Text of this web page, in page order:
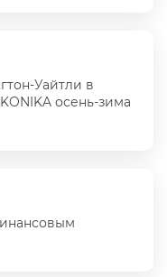
Уайтли в
осень-зима